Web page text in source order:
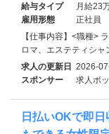
給与タイプ
月給23
雇用形態
正社員
【仕事内容】<職種>
ロマ、エステティシ
求人の更新日 2026-
スポンサー
求人ボ
日払いOKで即